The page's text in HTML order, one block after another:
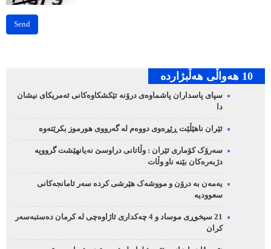
Send
10 هه‌واڵی هه‌ڵبژارده‌
سپای پاسداران پاشماوەی درۆنە تێکشکاوەکانی ئەمریکای نیشان
دا
ئێران ناهێڵێت ڕێڕەوی دووەم لە گەرووی هورموز بکرێتەوە
سەرۆک کۆماری ئێران : وڵاتانی دراوسێ نەیانهێشت گرووپە
دژبەرەکان بێنە ناو وڵات
یەمەن بە درۆن و مووشەک هێرشی کردە سەر ئامانجەکانی
سعوودیە
21 سیخوڕی موساد و 4 چەکداری ئاژاوەچی لە کرمان دەستبەسەر
کران